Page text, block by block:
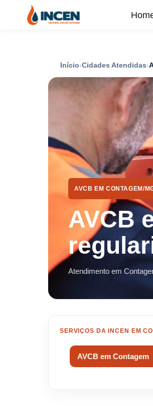
Início Cidades Atendidas
AVCB EM CONTAGEM/
AVCB
Atendimento em
SERVIÇOS DA INCEN EM
AVCB em Contagem